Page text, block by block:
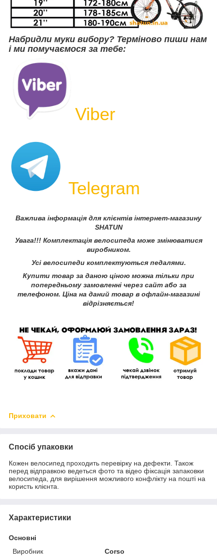
Набридли муки вибору? Терміново пиши нам
і ми помучаємося за тебе:
Viber
Telegram
Важлива інформація для клієнтів інтернет-магазину
SHATUN
Увага!!! Комплектація велосипеда може змінюватися
виробником.
Усі велосипеди комплектуються педалями.
Купити товар за даною ціною можна тільки при
попередньому замовленні через сайт або за
телефоном. Ціна на даний товар в офлайн-магазині
відрізняється!
Приховати
Спосіб упаковки
Кожен велосипед проходить перевірку на дефекти. Також
перед відправкою ведеться фото та відео фіксація запаковки
велосипеда, для вирішення можливого конфлікту на пошті на
користь клієнта.
Характеристики
Основні
Виробник
Corso